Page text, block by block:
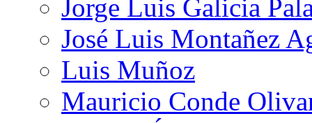
Jorge Luis Galicia
José Luis Montañez
Luis Muñoz
Mauricio Conde